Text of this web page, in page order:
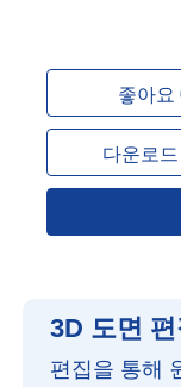
좋아요
다운로
3D 도면 편
편집을 통해